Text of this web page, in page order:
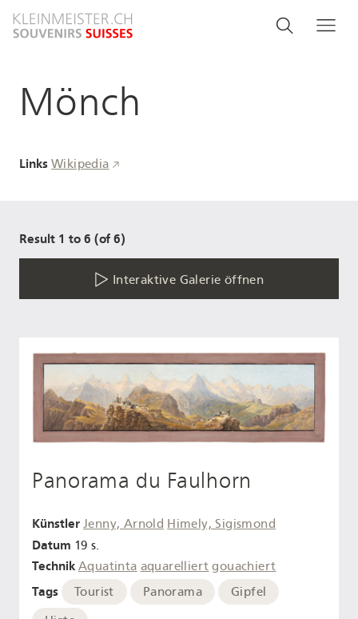
zum
Search
Suche
Mönch
Links Wikipedia
Result 1 to 6 (of 6)
Interaktive Galerie öffnen
Panorama du Faulhorn
Künstler Jenny, Arnold Himely, Sigismond
Datum 19 s.
Technik Aquatinta aquarelliert gouachiert
Tags Tourist Panorama
Gipfel